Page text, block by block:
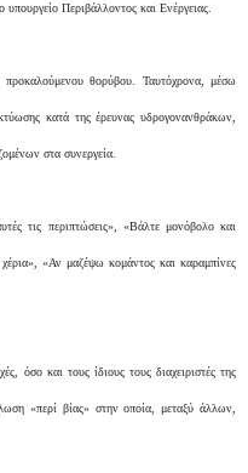
υπουργείο Περιβάλλοντος και Ενέργειας.
θορύβου. Ταυτόχρονα, μέσω
κατά της έρευνας υδρογονανθράκων,
στα συνεργεία.
τις περιπτώσεις», «Βάλτε μονόβολο και
«Αν μαζέψω κομάντος και καραμπίνες
όσο και τους ίδιους τους διαχειριστές της
«περί βίας» στην οποία, μεταξύ άλλων,